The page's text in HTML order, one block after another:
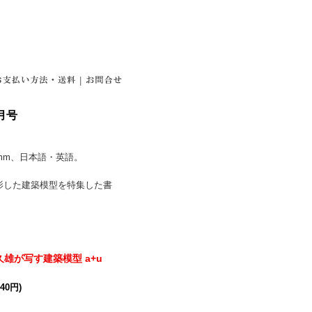
号
、日本語・英語。
た建築模型を特集した書
が写す建築模型 a+u
円)